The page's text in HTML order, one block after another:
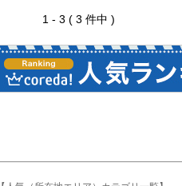
1 - 3 ( 3 件中 )